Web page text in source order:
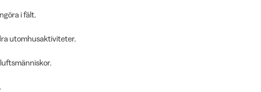
i fält.
utomhusaktiviteter.